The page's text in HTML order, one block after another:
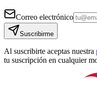
Correo electrónico
Suscribirme
Al suscribirte aceptas nuestra
tu suscripción en cualquier